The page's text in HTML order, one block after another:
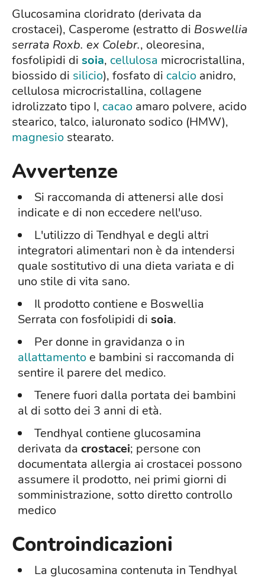
Glucosamina cloridrato (derivata da
crostacei), Casperome (estratto di Boswellia
serrata Roxb. ex Colebr., oleoresina,
fosfolipidi di soia, cellulosa microcristallina,
biossido di silicio), fosfato di calcio anidro,
cellulosa microcristallina, collagene
idrolizzato tipo I, cacao amaro polvere, acido
stearico, talco, ialuronato sodico (HMW),
magnesio stearato.
Avvertenze
Si raccomanda di attenersi alle dosi
indicate e di non eccedere nell'uso.
L'utilizzo di Tendhyal e degli altri
integratori alimentari non è da intendersi
quale sostitutivo di una dieta variata e di
uno stile di vita sano.
Il prodotto contiene e Boswellia
Serrata con fosfolipidi di soia.
Per donne in gravidanza o in
allattamento e bambini si raccomanda di
sentire il parere del medico.
Tenere fuori dalla portata dei bambini
al di sotto dei 3 anni di età.
Tendhyal contiene glucosamina
derivata da crostacei; persone con
documentata allergia ai crostacei possono
assumere il prodotto, nei primi giorni di
somministrazione, sotto diretto controllo
medico
Controindicazioni
La glucosamina contenuta in Tendhyal